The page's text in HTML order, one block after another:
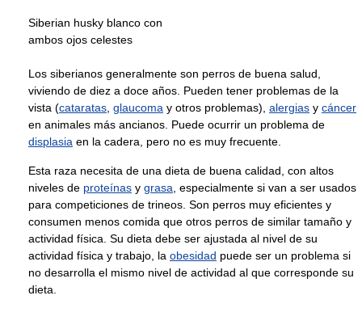
Siberian husky blanco con
ambos ojos celestes
Los siberianos generalmente son perros de buena salud,
viviendo de diez a doce años. Pueden tener problemas de la
vista (cataratas glaucoma y otros problemas), alergias y cáncer
en animales más ancianos. Puede ocurrir un problema de
displasia en la cadera, pero no es muy frecuente.
Esta raza necesita de una dieta de buena calidad, con altos
niveles de proteínas y grasa , especialmente si van a ser usados
para competiciones de trineos. Son perros muy eficientes y
consumen menos comida que otros perros de similar tamaño y
actividad física. Su dieta debe ser ajustada al nivel de su
actividad física y trabajo, la obesidad puede ser un problema si
no desarrolla el mismo nivel de actividad al que corresponde su
dieta.